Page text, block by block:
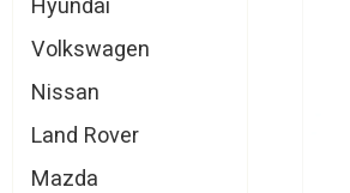
Hyundai
Volkswagen
Nissan
Land Rover
Mazda